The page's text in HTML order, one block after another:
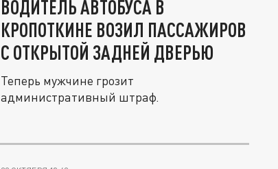
ВОДИТЕЛЬ АВТОБУСА В
КРОПОТКИНЕ ВОЗИЛ ПАССАЖИРОВ
С ОТКРЫТОЙ ЗАДНЕЙ ДВЕРЬЮ
Теперь мужчине грозит
административный штраф.